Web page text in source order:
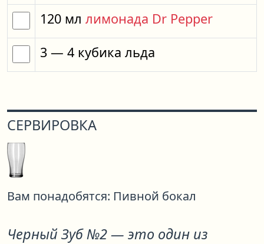
120 мл лимонада Dr Pepper
3 — 4 кубика льда
СЕРВИРОВКА
Вам понадобятся: Пивной бокал
Черный Зуб №2— это один из